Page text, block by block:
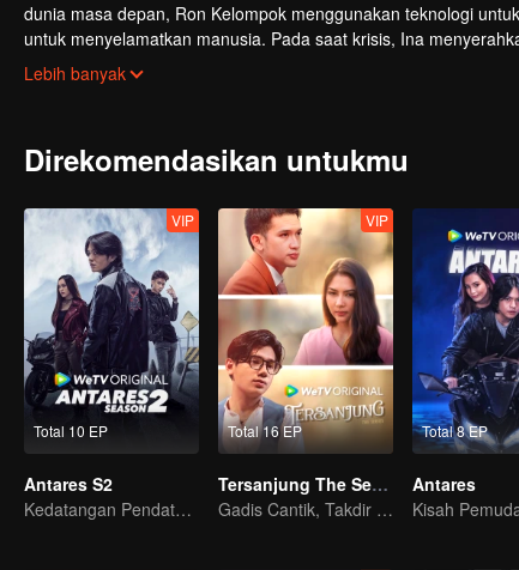
dunia masa depan, Ron Kelompok menggunakan teknologi
untuk menyelamatkan manusia. Pada saat krisis, Ina
Kelompok berhadapan, menyelesaikan transformasinya sendiri,
Lebih banyak
Direkomendasikan untukmu
Total 10 EP
VIP
Antares S2
Kedatangan Pendatang Pembawa Kekacauan
Total 16 EP
VIP
Tersanjung The Series
Gadis Cantik, Takdir Berliku
Total 8 EP
Antares